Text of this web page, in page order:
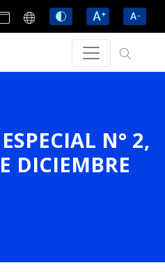
N° 2,
DICIEMBRE